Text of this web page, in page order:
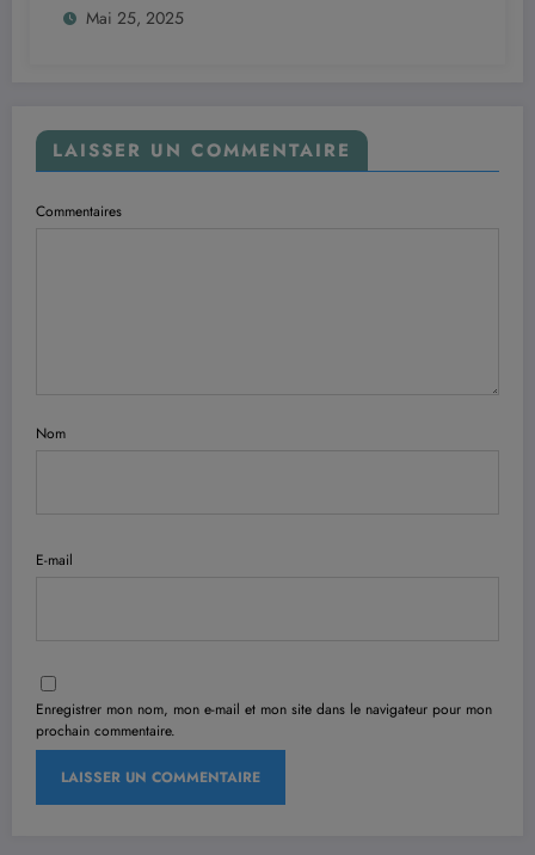
Mai 25, 2025
LAISSER UN COMMENTAIRE
Commentaires
Nom
E-mail
Enregistrer mon nom, mon e-mail et mon site dans le navigateur pour mon
prochain commentaire.